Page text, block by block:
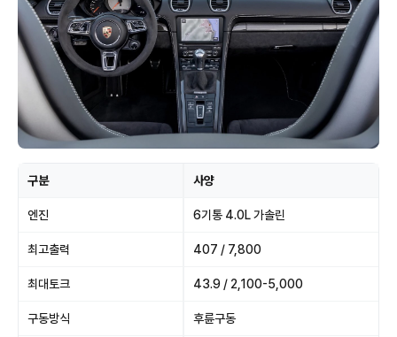
구분 사양
엔진 6기통 4.0L 가솔린
최고출력 407 / 7,800
최대토크 43.9 / 2,100-5,000
구동방식 후륜구동